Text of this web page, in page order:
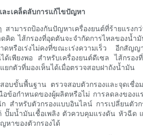
ละเคล็ดลับการแก้ไขปัญหา
สามารถป้องกันปัญหาเครื่องยนต์ที่ร้ายแร
คิด ไส้กรองที่อุดตันจะจำกัดการไหลของน้
ดหรือเร่งไม่คงที่ขณะเร่งความเร็ว อีกสั
ด้เพียงพอ สำหรับเครื่องยนต์ดีเซล ไส้กร
กตัวที่มองเห็นได้เมื่อตรวจสอบฝาถังน้ำมัน
อบขั้นพื้นฐาน ตรวจสอบตัวกรองและจุดเ
ข้อกำหนดของผู้ผลิตหรือไม่ การลดลงขอ
สำหรับตัวกรองแบบอินไลน์ การเปลี่ยนตัว
มน้ำมันเชื้อเพลิง ตัวควบคุมแรงดัน หัวฉีด
หาของตัวกรองได้